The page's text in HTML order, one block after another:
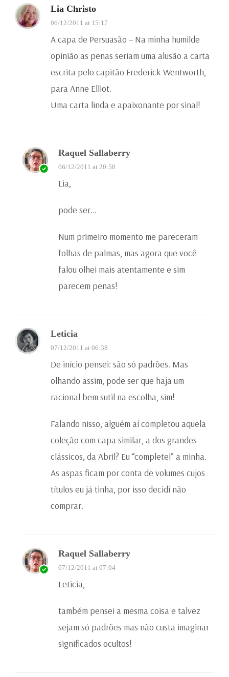
Lia Christo
06/12/2011 at 15:17
A capa de Persuasão – Na minha humilde
opinião as penas seriam uma alusão a carta
escrita pelo capitão Frederick Wentworth,
para Anne Elliot.
Uma carta linda e apaixonante por sinal!
Raquel Sallaberry
06/12/2011 at 20:58
Lia,
pode ser…
Num primeiro momento me pareceram
folhas de palmas, mas agora que você
falou olhei mais atentamente e sim
parecem penas!
Leticia
07/12/2011 at 06:38
De início pensei: são só padrões. Mas
olhando assim, pode ser que haja um
racional bem sutil na escolha, sim!
Falando nisso, alguém aí completou aquela
coleção com capa similar, a dos grandes
clássicos, da Abril? Eu “completei” a minha.
As aspas ficam por conta de volumes cujos
títulos eu já tinha, por isso decidi não
comprar.
Raquel Sallaberry
07/12/2011 at 07:04
Leticia,
também pensei a mesma coisa e talvez
sejam só padrões mas não custa imaginar
significados ocultos!